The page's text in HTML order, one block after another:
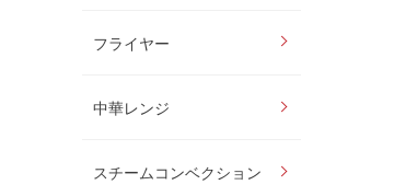
フライヤー
中華レンジ
スチームコンベクション